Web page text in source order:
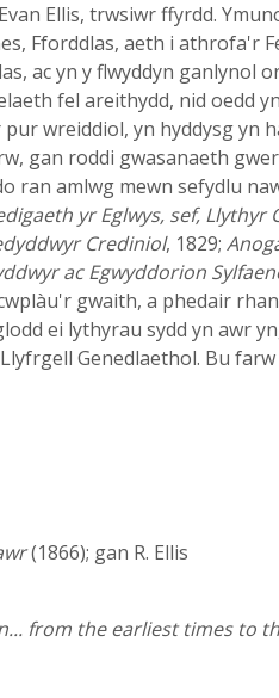
Ellis, trwsiwr ffyrdd.
Fforddlas, aeth i athrofa'r
ac yn y flwyddyn ganlynol
fel areithydd, nid oedd
wreiddiol, yn hyddysg yn
gan roddi gwasanaeth
amlwg mewn sefydlu
yr Eglwys, sef, Llythyr
Crediniol, 1829;
ac Egwyddorion
gwaith, a phedair
ei lythyrau sydd yn awr
Genedlaethol. Bu
(1866); gan R. Ellis
from the earliest times to